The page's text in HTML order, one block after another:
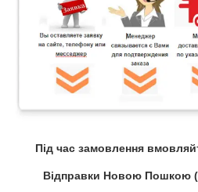
Під час замовлення
Відправки Новою Пошкою